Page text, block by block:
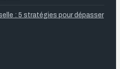
: 5 stratégies pour dépasser